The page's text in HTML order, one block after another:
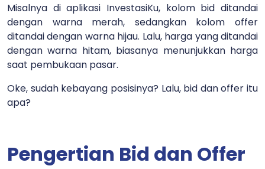
Misalnya di aplikasi InvestasiKu, kolom bid ditandai
dengan warna merah, sedangkan kolom offer
ditandai dengan warna hijau. Lalu, harga yang ditandai
dengan warna hitam, biasanya menunjukkan harga
saat pembukaan pasar.
Oke, sudah kebayang posisinya? Lalu, bid dan offer itu
apa?
Pengertian Bid dan Offer